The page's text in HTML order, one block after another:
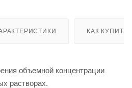
КАК КУПИТЬ
объемной концентрации
растворах.